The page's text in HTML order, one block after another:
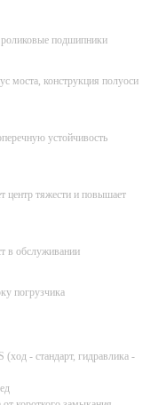
подшипники
моста, конструкция полуоси
устойчивость
центр тяжести и повышает
в обслуживании
погрузчика
(ход - стандарт, гидравлика -